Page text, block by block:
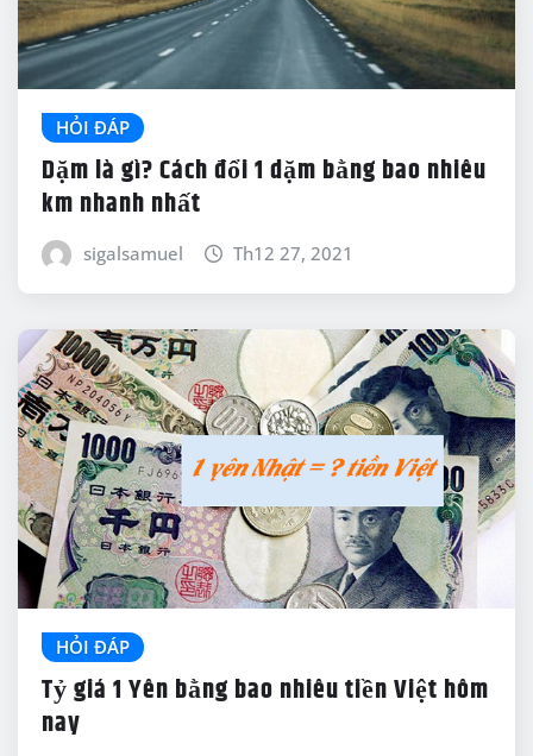
HỎI ĐÁP
Dặm là gì? Cách đổi 1 dặm bằng bao nhiêu
km nhanh nhất
sigalsamuel Th12 27, 2021
HỎI ĐÁP
Tỷ giá 1 Yên bằng bao nhiêu tiền Việt hôm
nay